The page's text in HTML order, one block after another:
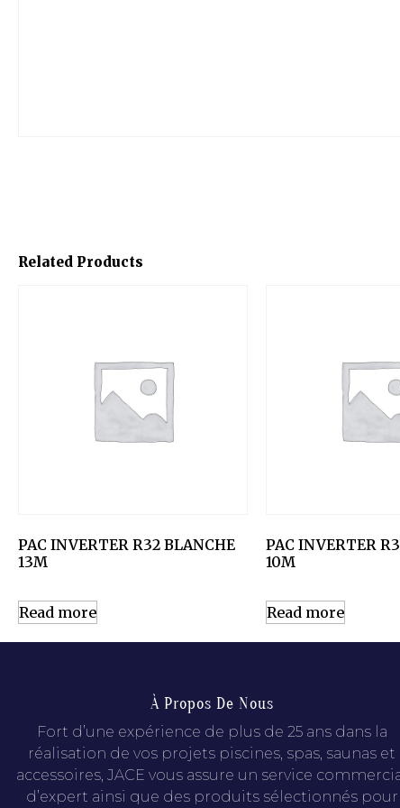
Related Products
PAC INVERTER R32 BLANCHE
13M
Read more
PAC INVERTER
10M
Read more
À Propos De Nous
Fort d’une expérience de plus de 25 ans dans la
réalisation de vos projets piscines, spas, saunas et
accessoires, JACE vous assure un service
d’expert ainsi que des produits sélectionnés pour